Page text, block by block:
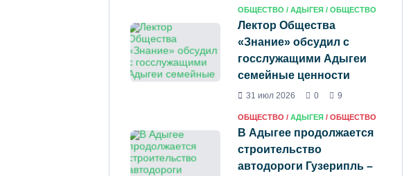
ОБЩЕСТВО / АДЫГЕЯ / ОБЩЕСТВО
Лектор Общества
«Знание» обсудил с
госслужащими Адыгеи
семейные ценности
31 июл 2026 0 9
ОБЩЕСТВО / АДЫГЕЯ / ОБЩЕСТВО
В Адыгее продолжается
строительство
автодороги Гузерипль –